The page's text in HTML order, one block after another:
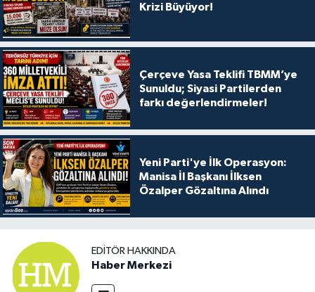
Krizi Büyüyor!
Çerçeve Yasa Teklifi TBMM’ye
Sunuldu; Siyasi Partilerden
farkı değerlendirmeler!
Yeni Parti'ye İlk Operasyon:
Manisa İl Başkanı İlksen
Özalper Gözaltına Alındı
EDITÖR HAKKINDA
Haber Merkezi